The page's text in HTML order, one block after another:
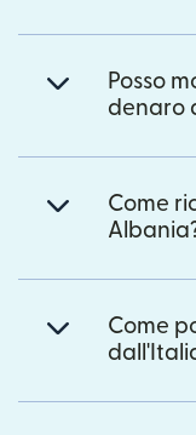
Posso
denaro
Come
Come